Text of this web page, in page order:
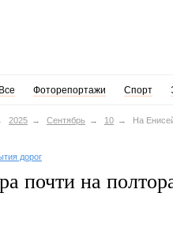
Все Фоторепортажи Спорт
2025 Сентябрь 10 На
дорог
почти на